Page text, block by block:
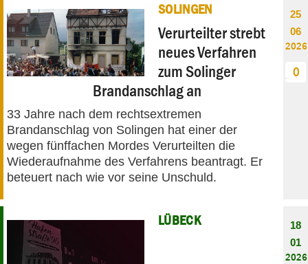
DEBATTE
PANORAMA
SOLINGEN
Verurteilter strebt
neues Verfahren
zum Solinger
Brandanschlag an
33 Jahre nach dem rechtsextremen
Brandanschlag von Solingen hat einer der
wegen fünffachen Mordes Verurteilten die
Wiederaufnahme des Verfahrens beantragt. Er
beteuert nach wie vor seine Unschuld.
25
06
2026
0
LÜBECK
18
01
2026